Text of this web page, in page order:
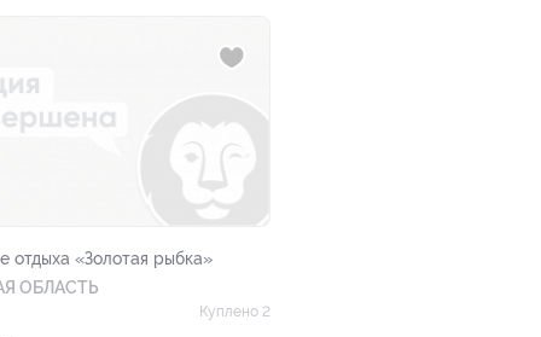
отдыха «Золотая рыбка»
ОБЛАСТЬ
Куплено 2